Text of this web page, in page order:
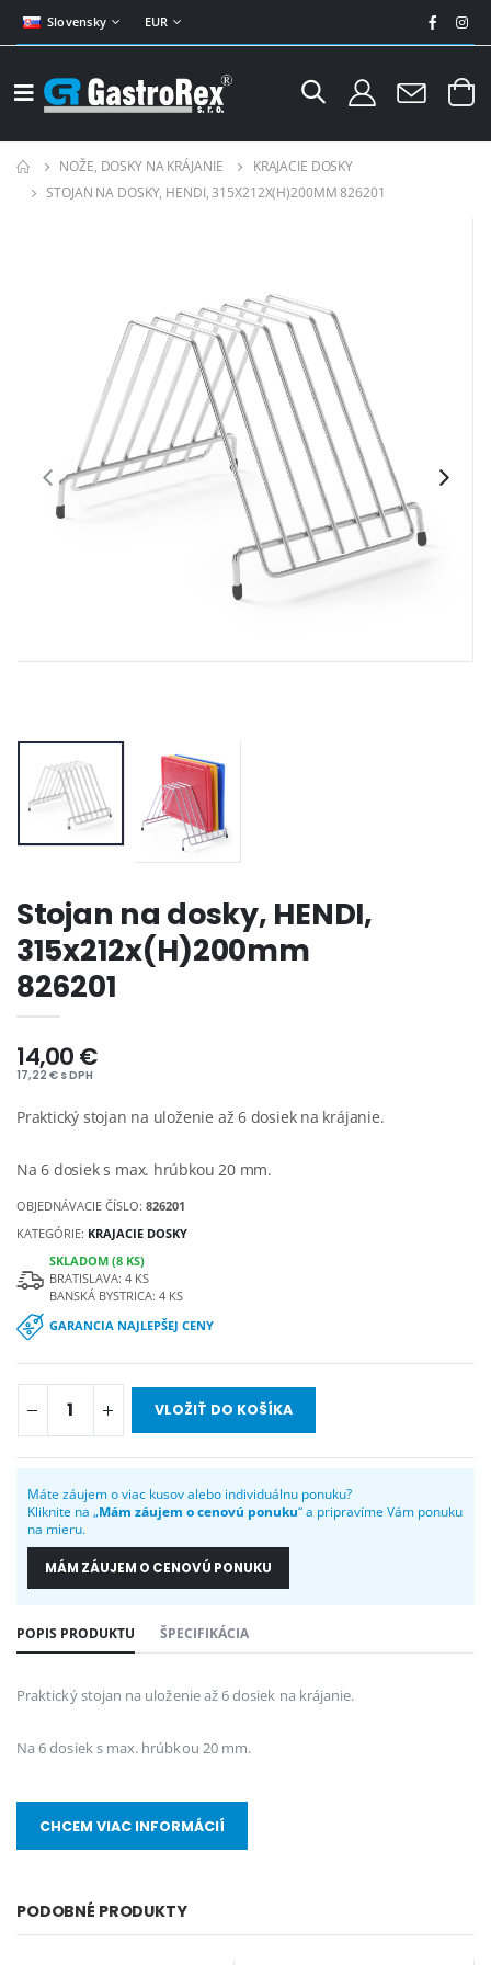
Slovensky EUR
NOŽE, DOSKY NA KRÁJANIE
KRAJACIE DOSKY
STOJAN NA DOSKY, HENDI, 315X212X(H)200MM 826201
Stojan na dosky, HENDI,
315x212x(H)200mm
826201
14,00 €
17,22 € s DPH
Praktický stojan na uloženie až 6 dosiek na krájanie.
Na 6 dosiek s max. hrúbkou 20 mm.
OBJEDNÁVACIE ČÍSLO:826201
KATEGÓRIE: KRAJACIE DOSKY
SKLADOM (8 KS)
BRATISLAVA: 4 KS
BANSKÁ BYSTRICA: 4 KS
GARANCIA NAJLEPŠEJ CENY
VLOŽIŤ DO KOŠÍKA
Máte záujem o viac kusov alebo individuálnu ponuku?
Kliknite na „Mám záujem o cenovú ponuku“ a pripravíme Vám ponuku
na mieru.
MÁM ZÁUJEM O CENOVÚ PONUKU
POPIS PRODUKTU ŠPECIFIKÁCIA
Praktický stojan na uloženie až 6 dosiek na krájanie.
Na 6 dosiek s max. hrúbkou 20 mm.
CHCEM VIAC INFORMÁCIÍ
PODOBNÉ PRODUKTY